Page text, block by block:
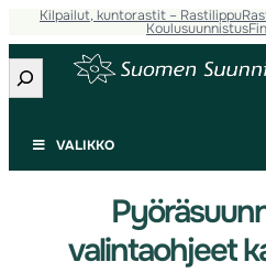
Kilpailut, kuntorastit – Rastilippu
Koulusuunnistus
Etsi
VALIKKO
valintaohjeet